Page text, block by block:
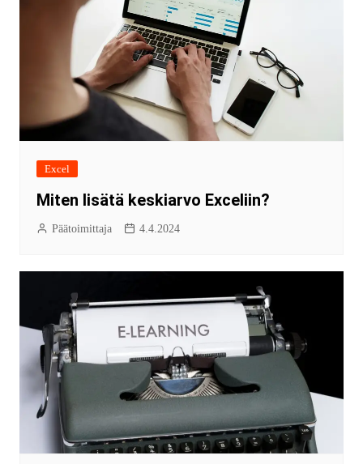
Excel
Miten lisätä keskiarvo Exceliin?
Päätoimittaja 4.4.2024